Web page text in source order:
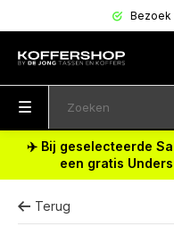
Bezoek
✈️ Bij geselecteerde
een gratis
Terug